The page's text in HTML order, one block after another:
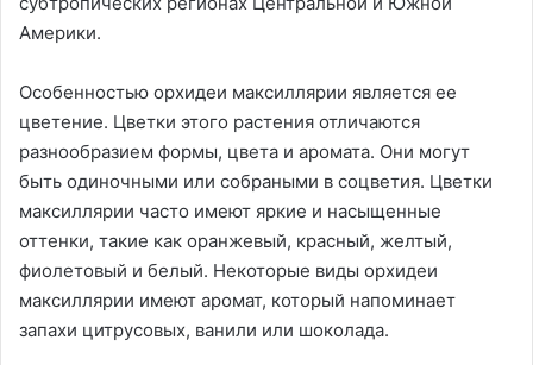
Америки.
Особенностью орхидеи максиллярии является ее
цветение. Цветки этого растения отличаются
разнообразием формы, цвета и аромата. Они могут
быть одиночными или собраными в соцветия. Цветки
максиллярии часто имеют яркие и насыщенные
оттенки, такие как оранжевый, красный, желтый,
фиолетовый и белый. Некоторые виды орхидеи
максиллярии имеют аромат, который напоминает
запахи цитрусовых, ванили или шоколада.